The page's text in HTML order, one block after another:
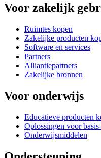
Voor zakelijk
Ruimtes kopen
Zakelijke producten
Software en services
Partners
Alliantiepartners
Zakelijke bronnen
Voor onderwijs
Educatieve producten
Oplossingen voor
Onderwijsmiddelen